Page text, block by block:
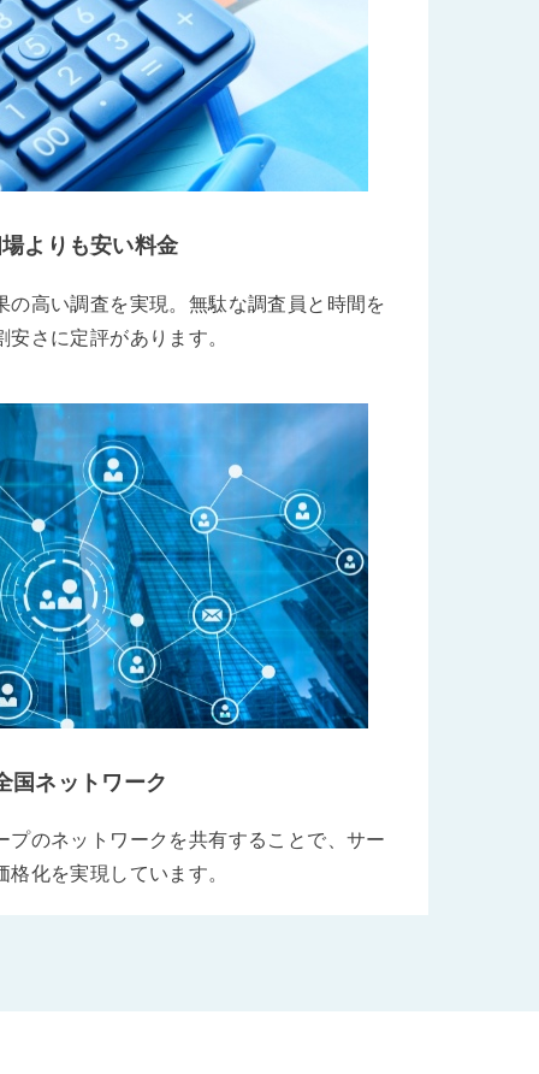
よりも安い料金
の高い調査を実現。無駄な調査員と時間を
さに定評があります。
国ネットワーク
プのネットワークを共有することで、サー
化を実現しています。